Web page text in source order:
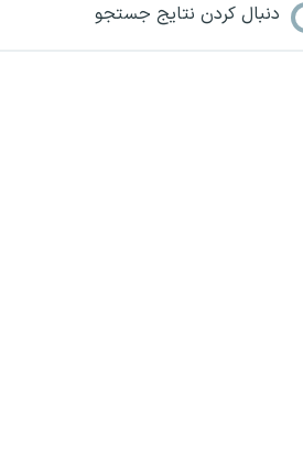
دنبال کردن نتایج جستجو